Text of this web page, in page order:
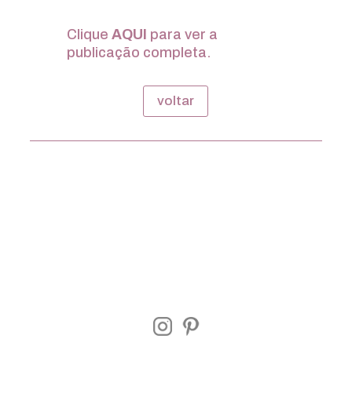
Clique AQUI para ver a
publicação completa.
voltar